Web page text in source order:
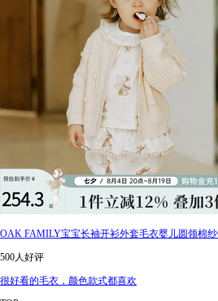
OAK FAMILY宝宝长袖开衫外套毛衣婴儿圆领棉
500人好评
很好看的毛衣，颜色款式都喜欢